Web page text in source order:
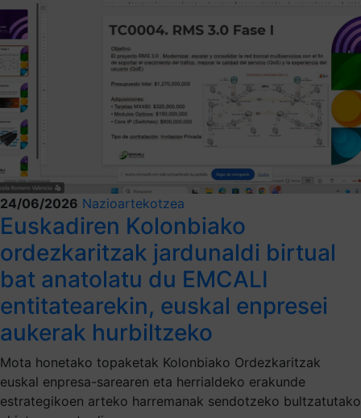
24/06/2026 Nazioartekotzea
Euskadiren Kolonbiako
ordezkaritzak jardunaldi birtual
bat anatolatu du EMCALI
entitatearekin, euskal enpresei
aukerak hurbiltzeko
Mota honetako topaketak Kolonbiako Ordezkaritzak
euskal enpresa-sarearen eta herrialdeko erakunde
estrategikoen arteko harremanak sendotzeko bultzatutako